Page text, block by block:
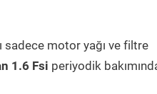
sadece motor yağı ve filtre
1.6 Fsi periyodik